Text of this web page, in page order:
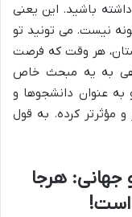
باشید. این یعنی
نیست. می تونید تو
هر وقت که فرصت
به یه مبحث خاص
به عنوان دانشجوها و
مؤثرتر کرده. به قول
هرجا
است!